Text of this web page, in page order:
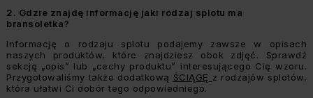
2. Gdzie znajdę informację jaki rodzaj splotu ma
bransoletka?
Informację o rodzaju splotu podajemy zawsze w opisach
naszych produktów, które znajdziesz obok zdjęć. Sprawdź
sekcję „opis” lub „cechy produktu” interesującego Cię wzoru.
Przygotowaliśmy także dodatkową ŚCIĄGĘ z rodzajów splotów,
która ułatwi Ci dobór tego odpowiedniego.